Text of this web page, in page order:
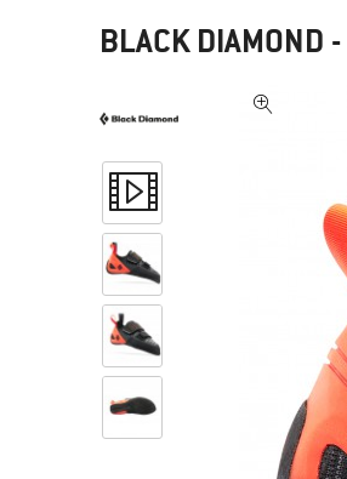
BLACK DIAMOND -